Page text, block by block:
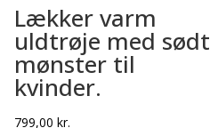
Lækker varm
uldtrøje med sødt
mønster til
kvinder.
799,00kr.